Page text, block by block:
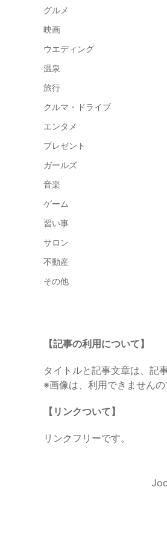
グルメ
映画
ウエディング
温泉
旅行
クルマ・ドライブ
エンタメ
プレゼント
ガールズ
音楽
ゲーム
習い事
サロン
不動産
その他
【記事の利用について】
タイトルと記事文章は、記
※画像は、利用できませんの
【リンクついて】
リンクフリーです。